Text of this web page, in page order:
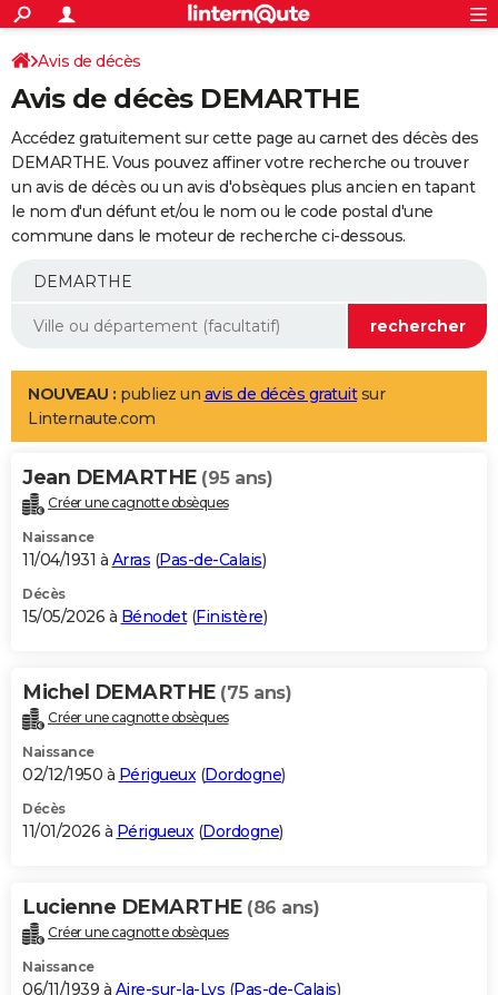
ACTUALITÉS
Politique
Société
Faits Divers
Education
Monde
Villes
+
SPORT
Coupe du monde 2026
Football
Tennis
Cyclisme
Rugby
Forum
Programme TV
TNT
Streaming
Cinéma
Sorties cinéma
Musique
+
FINANCE
Impôts
Immobilier
Risques naturels par ville
Banque
Assurance
Crédit
AUTO
Essais
Réserver un essai
Citadines
Berlines
SUV
Forum auto
+
Mobiles
Meilleur smartphone
Internet
Ordinateurs
Jeux vidéo
Guide high-tech
Aménagement intérieur
LIFESTYLE
Art de vivre
Bien-être
Loisirs
Mode
Modes de vie
Alimentation
Guide de la santé
Maladies
Médicaments
Sommeil
VOYAGE
Destinations
City break
Voyage nature
Voyage de noces
Forum
Climat
+PHOTO
GUIDES D'ACHAT
BONS PLANS
Carte de Noël
Carte Bonne année
Carte Saint-Valentin
Carte Pâques
Carte d'anniversaire
DICTIONNAIRE
Dictionnaire
Biographies
Citations
Expressions
Proverbes
PROGRAMME TV
S'inscrire
Se connecter
Lycées
Collèges
Primaires
Universités
Entreprises
Service militaire
Avis de recherche
AVIS DE DÉCÈS
Bricolage
Lifestyle
Culture
Sport
Auto
Television
Voyage
Cinema
Avis de décès
Avis de décès DEMARTHE
Accédez gratuitement sur cette page au carnet des décès des
DEMARTHE. Vous pouvez affiner votre recherche ou trouver
un avis de décès ou un avis d'obsèques plus ancien en tapant
le nom d'un défunt et/ou le nom ou le code postal d'une
commune dans le moteur de recherche ci-dessous.
NOUVEAU : publiez un avis de décès gratuitsur
Linternaute.com
Jean DEMARTHE (95 ans)
Créer une cagnotte obsèques
Naissance
11/04/1931 à Arras (Pas-de-Calais)
Décès
15/05/2026 à Bénodet(Finistère)
Michel DEMARTHE (75 ans)
Créer une cagnotte obsèques
Naissance
02/12/1950 à Périgueux(Dordogne)
Décès
11/01/2026 à Périgueux(Dordogne)
Lucienne DEMARTHE (86 ans)
Créer une cagnotte obsèques
Naissance
06/11/1939 à Aire-sur-la-Lys (Pas-de-Calais)